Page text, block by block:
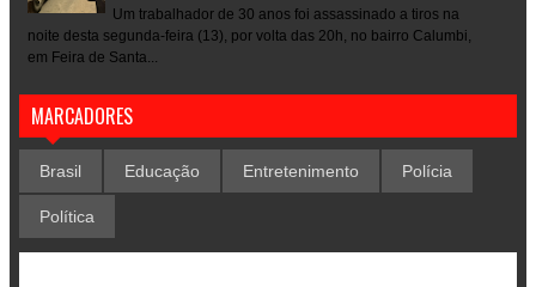
Um trabalhador de 30 anos foi assassinado a tiros na
noite desta segunda-feira (13), por volta das 20h, no bairro Calumbi,
em Feira de Santa...
MARCADORES
Brasil Educação Entretenimento Polícia
Política